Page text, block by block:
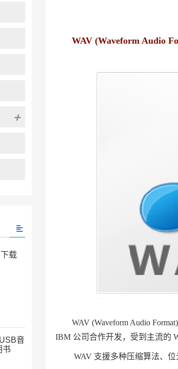
WAV (Waveform Audio
WAV (Waveform Audio
IBM 公司合作开发，受到主流的
WAV 支援多种压缩算法、
载
音
书